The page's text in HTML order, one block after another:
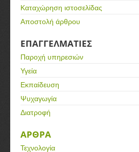
Καταχώρηση ιστοσελίδας
Αποστολή άρθρου
ΕΠΑΓΓΕΛΜΑΤΙΕΣ
Παροχή υπηρεσιών
Υγεία
Εκπαίδευση
Ψυχαγωγία
Διατροφή
ΑΡΘΡΑ
Τεχνολογία